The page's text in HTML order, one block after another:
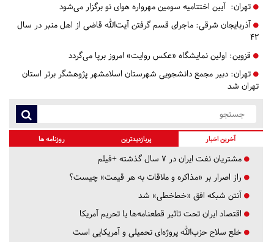
تهران: آیین اختتامیه سومین مهرواره هوای نو​​​​​​​ برگزار می‌شود
آذربایجان شرقی: ماجرای قسم گرفتن آیت‌الله قاضی از اهل منبر در سال
۴۲
قزوین: اولین نمایشگاه «عکس روایت» امروز برپا می‌گردد
تهران: ​​​​​​​دبیر مجمع دانشجویی شهرستان اسلامشهر پژوهشگر برتر استان
تهران شد
آخرین اخبار پربازدیدترین روزنامه ها
مشتریان نفت ایران در ۷ سال گذشته +فیلم
راز اصرار بر «مذاکره و ملاقات به هر قیمت» چیست؟
آنتن شبکه افق «خط‌خطی» شد
اقتصاد ایران تحت تاثیر قطعنامه‌ها یا تحریم‌ آمریکا
خلع سلاح حزب‌الله پروژه‌ای تحمیلی و آمریکایی است